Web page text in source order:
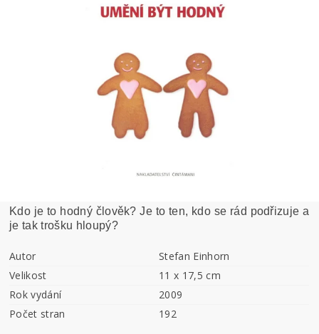
Kdo je to hodný člověk? Je to ten, kdo se rád podřizuje a
je tak trošku hloupý?
Autor
Stefan Einhorn
Velikost
11 x 17,5 cm
Rok vydání
2009
Počet stran
192